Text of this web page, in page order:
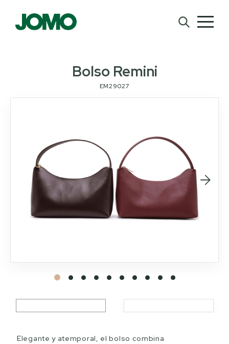
Bolso Remini
EM29027
Elegante y atemporal, el bolso combina